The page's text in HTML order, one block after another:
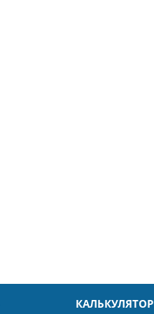
КАЛЬКУЛЯТОР